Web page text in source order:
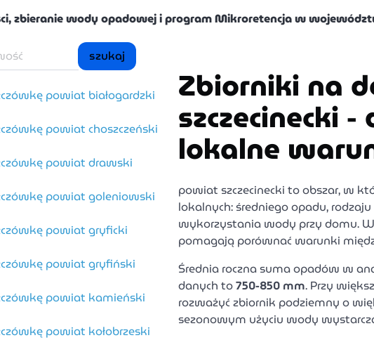
zbieranie wody opadowej i program Mikroretencja w
szukaj
powiat białogardzki
powiat choszczeński
powiat drawski
powiat goleniowski
powiat gryficki
powiat gryfiński
powiat kamieński
powiat kołobrzeski
Zbiorniki na
szczecinecki
lokalne
powiat szczecinecki to obszar, w
lokalnych: średniego opadu,
wykorzystania wody przy domu.
pomagają porównać warunki
Średnia roczna suma opadów w
danych to750-850 mm. Przy
rozważyć zbiornik podziemny o
sezonowym użyciu wody